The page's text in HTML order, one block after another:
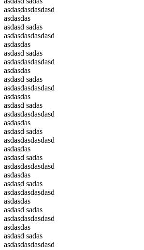
asdasdasdasdasd
asdasdas
asdasd sadas
asdasdasdasdasd
asdasdas
asdasd sadas
asdasdasdasdasd
asdasdas
asdasd sadas
asdasdasdasdasd
asdasdas
asdasd sadas
asdasdasdasdasd
asdasdas
asdasd sadas
asdasdasdasdasd
asdasdas
asdasd sadas
asdasdasdasdasd
asdasdas
asdasd sadas
asdasdasdasdasd
asdasdas
asdasd sadas
asdasdasdasdasd
asdasdas
asdasd sadas
asdasdasdasdasd